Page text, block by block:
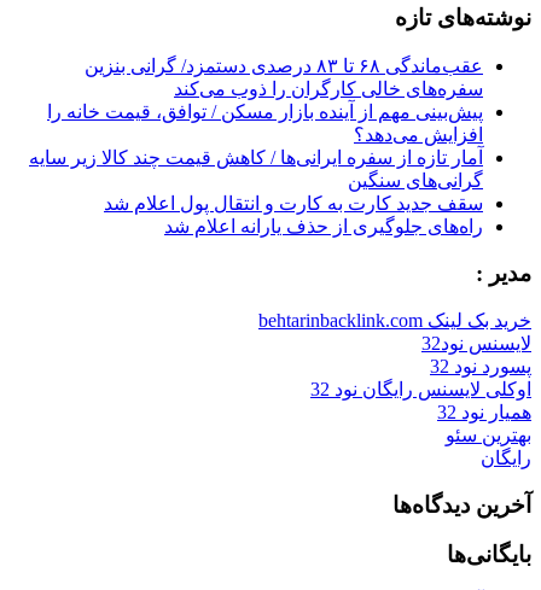
نوشته‌های تازه
عقب‌ماندگی ۶۸ تا ۸۳ درصدی دستمزد/ گرانی بنزین
سفره‌های خالی کارگران را ذوب می‌کند
پیش‌بینی مهم از آینده بازار مسکن / توافق، قیمت خانه را
افزایش می‌دهد؟
آمار تازه از سفره ایرانی‌ها / کاهش قیمت چند کالا زیر سایه
گرانی‌های سنگین
سقف جدید کارت به کارت و انتقال پول اعلام شد
راه‌های جلوگیری از حذف یارانه اعلام شد
مدیر :
خرید بک لینک behtarinbacklink.com
لایسنس نود32
پسورد نود 32
اوکلی لایسنس رایگان نود 32
همیار نود 32
بهترین سئو
رایگان
آخرین دیدگاه‌ها
بایگانی‌ها